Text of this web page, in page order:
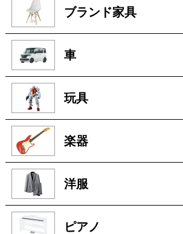
ブランド家具
車
玩具
楽器
洋服
ピアノ